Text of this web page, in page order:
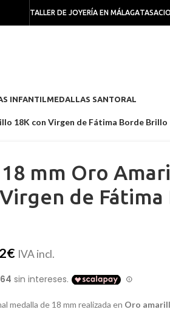
TALLER DE JOYERÍA EN MÁLAGA
INFANTILMEDALLAS SANTORAL
18K con Virgen de Fátima Borde Brillo
mm Oro
de
€ IVA incl.
medalla de 18 mm realizada en Oro